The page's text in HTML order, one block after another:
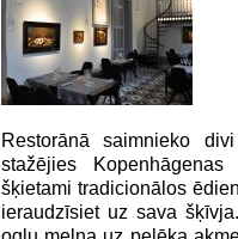
Restorānā saimnieko
stažējies
šķietami tradicionālos
ieraudzīsiet uz sava